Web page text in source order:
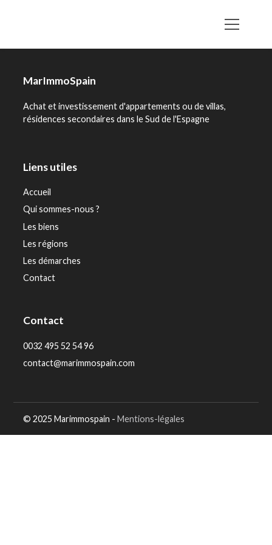
MarImmoSpain
Achat et investissement d'appartements ou de villas,
résidences secondaires dans le Sud de l'Espagne
Liens utiles
Accueil
Qui sommes-nous ?
Les biens
Les régions
Les démarches
Contact
Contact
0032 495 52 54 96
contact@marimmospain.com
© 2025 Marimmospain - Mentions-légales